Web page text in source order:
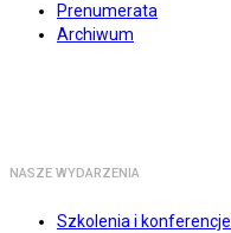
Prenumerata
Archiwum
NASZE WYDARZENIA
Szkolenia i konferencje